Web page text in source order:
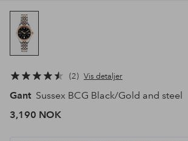
2 Vis detaljer
Gant Sussex BCG Black/Gold and steel
3,190 NOK